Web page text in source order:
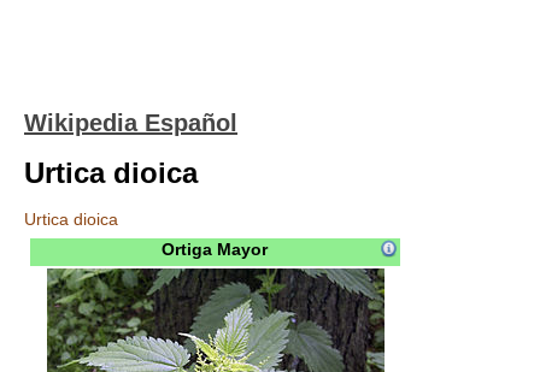
Wikipedia Español
Urtica dioica
Urtica dioica
Ortiga Mayor